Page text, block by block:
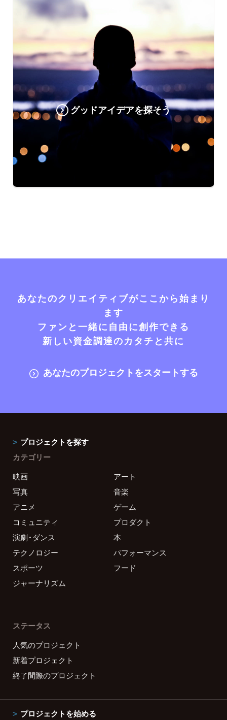
グッドアイデアを探そう
あなたのクリエイティブがここから始まり
ます
ファンと一緒に自由に創作できる
新しい資金調達のカタチと共に
あなたのプロジェクトをスタートする
プロジェクトを探す
カテゴリー
映画
アート
写真
音楽
アニメ
ゲーム
コミュニティ
プロダクト
演劇・ダンス
本
テクノロジー
パフォーマンス
スポーツ
フード
ジャーナリズム
ステータス
人気のプロジェクト
新着プロジェクト
終了間際のプロジェクト
プロジェクトを始める